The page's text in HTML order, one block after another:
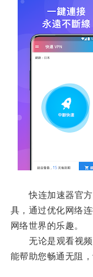
快连加速器官方
具，通过优化网络
网络世界的乐趣。
无论是观看视频
能帮助您畅通无阻